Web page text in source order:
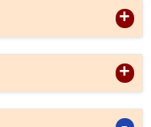
+
+